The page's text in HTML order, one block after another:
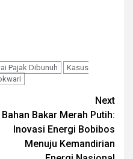
Pajak Dibunuh
Kasus
Next
Bahan Bakar Merah Putih:
Inovasi Energi Bobibos
Menuju Kemandirian